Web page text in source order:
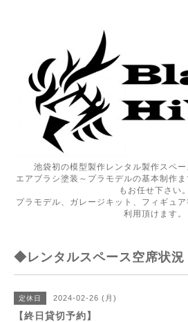
池袋初の模型製作レンタル製作スペー
エアブラシ塗装～プラモデルの基本制作
もお任せ下さい。
プラモデル、ガレージキット、フィギュ
利用頂けます。
◆レンタルスペース空席状況
定休日 2024-02-26 (月)
【終日貸切予約】